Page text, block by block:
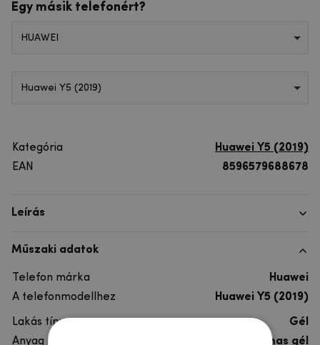
Egy másik telefonért?
HUAWEI
Huawei Y5 (2019)
Kategória
Huawei Y5 (2019)
EAN
8596579688678
Leírás
Műszaki adatok
Telefon márka
Huawei
A telefonmodellhez
Huawei Y5 (2019)
Lakás típusa
Gél
Anyag
rugalmas gél